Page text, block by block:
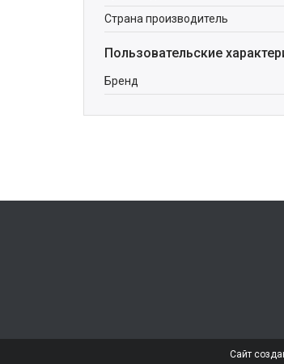
Страна производитель
Пользовательские
Бренд
Сайт